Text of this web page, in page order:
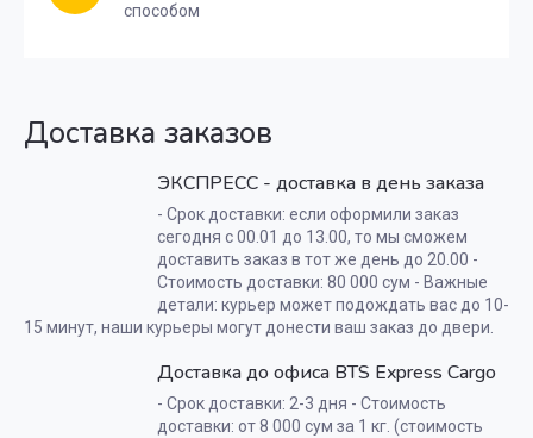
способом
Доставка заказов
ЭКСПРЕСС - доставка в день заказа
- Срок доставки: если оформили заказ
сегодня с 00.01 до 13.00, то мы сможем
доставить заказ в тот же день до 20.00 -
Стоимость доставки: 80 000 сум - Важные
детали: курьер может подождать вас до 10-
15 минут, наши курьеры могут донести ваш заказ до двери.
Доставка до офиса BTS Express Cargo
- Срок доставки: 2-3 дня - Стоимость
доставки: от 8 000 сум за 1 кг. (стоимость